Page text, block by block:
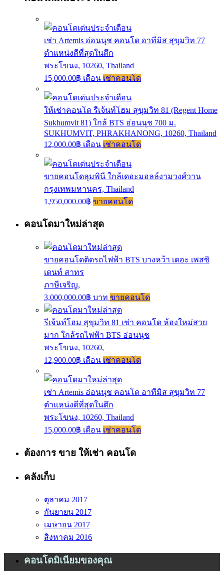
เช่า Artemis อ่อนนุช คอนโด อาทีมิส สุขุมวิท 77
ตำแหน่งดีที่สุดในตึก
พระโขนง, 10260, Thailand
15,000.00฿ เดือน เช่าคอนโด
ให้เช่าคอนโด รีเจ้นท์โฮม สุขุมวิท 81 (Regent Home
Sukhumvit 81) ใกล้ BTS อ่อนนุช 700 ม.
SUKHUMVIT, PHRAKHANONG, 10260, Thailand
12,000.00฿ เดือน เช่าคอนโด
ขายคอนโดลุมพินี ใกล้เดอะมอลล์งามวงศ์วาน
กรุงเทพมหานคร, Thailand
1,950,000.00฿ ขายคอนโด
คอนโดมาใหม่ล่าสุด
ขายคอนโดติดรถไฟฟ้า BTS บางหว้า เดอะ เพสซิ
เดนท์ สาทร
ภาษีเจริญ,
3,000,000.00฿ บาท ขายคอนโด
รีเจ้นท์โฮม สุขุมวิท 81 เช่า คอนโด ห้องใหม่สวย
มาก ใกล้รถไฟฟ้า BTS อ่อนนุช
พระโขนง, 10260,
12,900.00฿ เดือน เช่าคอนโด
เช่า Artemis อ่อนนุช คอนโด อาทีมิส สุขุมวิท 77
ตำแหน่งดีที่สุดในตึก
พระโขนง, 10260, Thailand
15,000.00฿ เดือน เช่าคอนโด
ต้องการ ขาย ให้เช่า คอนโด
คลังเก็บ
ตุลาคม 2017
กันยายน 2017
เมษายน 2017
สิงหาคม 2016
คอนโดมิเนียมของคุณ